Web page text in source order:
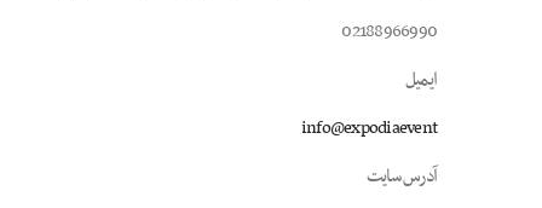
02188966990
ایمیل
info@expodiaevent
آدرس سایت